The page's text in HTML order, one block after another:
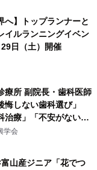
へ】トップランナーと
イルランニングイベン
29日（土）開催
療所 副院長・歯科医師
悔しない歯科選び」
治療」「不安がない治
に専門監修
学会
山産ジニア「花でつ